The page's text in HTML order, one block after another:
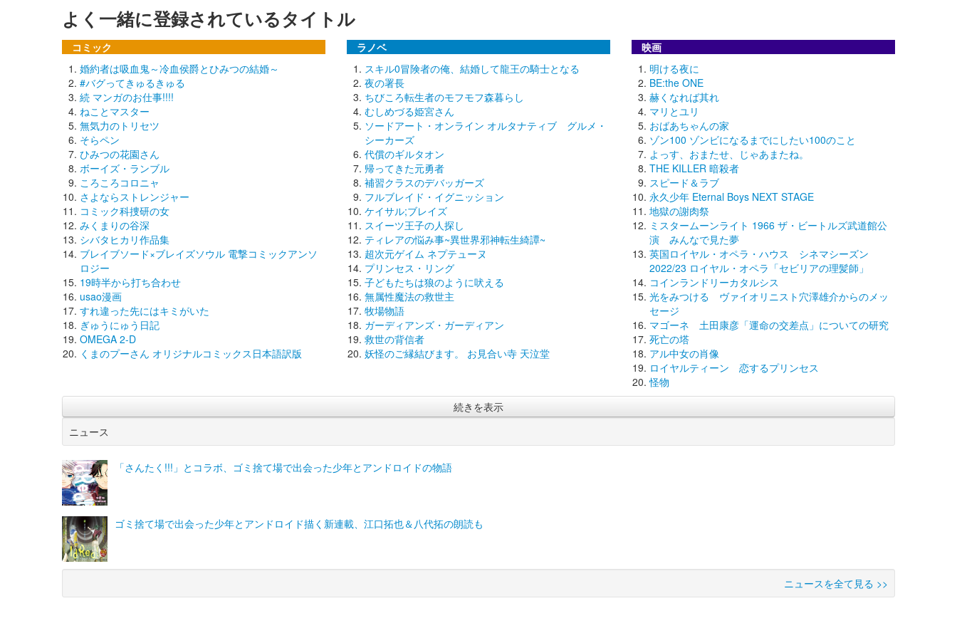
よく一緒に登録されているタイトル
コミック
婚約者は吸血鬼～冷血侯爵とひみつの結婚～
#バグってきゅるきゅる
続 マンガのお仕事!!!!
ねことマスター
無気力のトリセツ
そらペン
ひみつの花園さん
ボーイズ・ランブル
ころころコロニャ
さよならストレンジャー
コミック科捜研の女
みくまりの谷深
シバタヒカリ作品集
ブレイブソード×ブレイズソウル 電撃コミックアンソ
ロジー
19時半から打ち合わせ
usao漫画
すれ違った先にはキミがいた
ぎゅうにゅう日記
OMEGA 2-D
くまのプーさん オリジナルコミックス日本語訳版
ラノベ
スキル0冒険者の俺、結婚して龍王の騎士となる
夜の署長
ちびころ転生者のモフモフ森暮らし
むしめづる姫宮さん
ソードアート・オンライン オルタナティブ グルメ・
シーカーズ
代償のギルタオン
帰ってきた元勇者
補習クラスのデバッガーズ
フルブレイド・イグニッション
ケイサル;ブレイズ
スイーツ王子の人探し
ティレアの悩み事~異世界邪神転生綺譚~
超次元ゲイム ネプテューヌ
プリンセス・リング
子どもたちは狼のように吠える
無属性魔法の救世主
牧場物語
ガーディアンズ・ガーディアン
救世の背信者
妖怪のご縁結びます。 お見合い寺 天泣堂
映画
明ける夜に
BE:the ONE
赫くなれば其れ
マリとユリ
おばあちゃんの家
ゾン100 ゾンビになるまでにしたい100のこと
よっす、おまたせ、じゃあまたね。
THE KILLER 暗殺者
スピード＆ラブ
永久少年 Eternal Boys NEXT STAGE
地獄の謝肉祭
ミスタームーンライト 1966 ザ・ビートルズ武道館公
演 みんなで見た夢
英国ロイヤル・オペラ・ハウス シネマシーズン
2022/23 ロイヤル・オペラ「セビリアの理髪師」
コインランドリーカタルシス
光をみつける ヴァイオリニスト穴澤雄介からのメッ
セージ
マゴーネ 土田康彦「運命の交差点」についての研究
死亡の塔
アル中女の肖像
ロイヤルティーン 恋するプリンセス
怪物
続きを表示
ニュース
「さんたく!!!」とコラボ、ゴミ捨て場で出会った少年とアンドロイドの物語
ゴミ捨て場で出会った少年とアンドロイド描く新連載、江口拓也＆八代拓の朗読も
ニュースを全て見る >>